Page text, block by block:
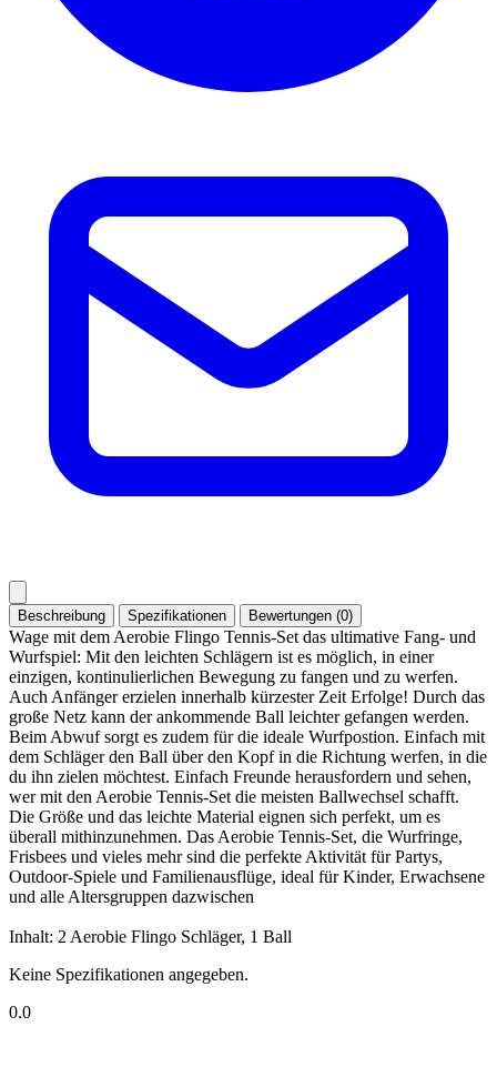
Beschreibung Spezifikationen Bewertungen (0)
Wage mit dem Aerobie Flingo Tennis-Set das ultimative Fang- und
Wurfspiel: Mit den leichten Schlägern ist es möglich, in einer
einzigen, kontinulierlichen Bewegung zu fangen und zu werfen.
Auch Anfänger erzielen innerhalb kürzester Zeit Erfolge! Durch das
große Netz kann der ankommende Ball leichter gefangen werden.
Beim Abwuf sorgt es zudem für die ideale Wurfpostion. Einfach mit
dem Schläger den Ball über den Kopf in die Richtung werfen, in die
du ihn zielen möchtest. Einfach Freunde herausfordern und sehen,
wer mit den Aerobie Tennis-Set die meisten Ballwechsel schafft.
Die Größe und das leichte Material eignen sich perfekt, um es
überall mithinzunehmen. Das Aerobie Tennis-Set, die Wurfringe,
Frisbees und vieles mehr sind die perfekte Aktivität für Partys,
Outdoor-Spiele und Familienausflüge, ideal für Kinder, Erwachsene
und alle Altersgruppen dazwischen
Inhalt: 2 Aerobie Flingo Schläger, 1 Ball
Keine Spezifikationen angegeben.
0.0